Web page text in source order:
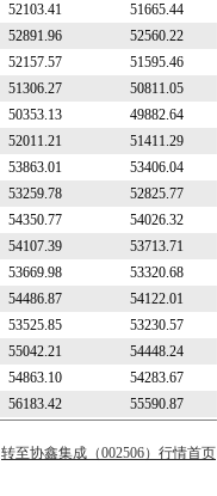
52103.41
51665.44
52891.96
52560.22
52157.57
51595.46
51306.27
50811.05
50353.13
49882.64
52011.21
51411.29
53863.01
53406.04
53259.78
52825.77
54350.77
54026.32
54107.39
53713.71
53669.98
53320.68
54486.87
54122.01
53525.85
53230.57
55042.21
54448.24
54863.10
54283.67
56183.42 55590.87
转至协鑫集成（002506）行情首页